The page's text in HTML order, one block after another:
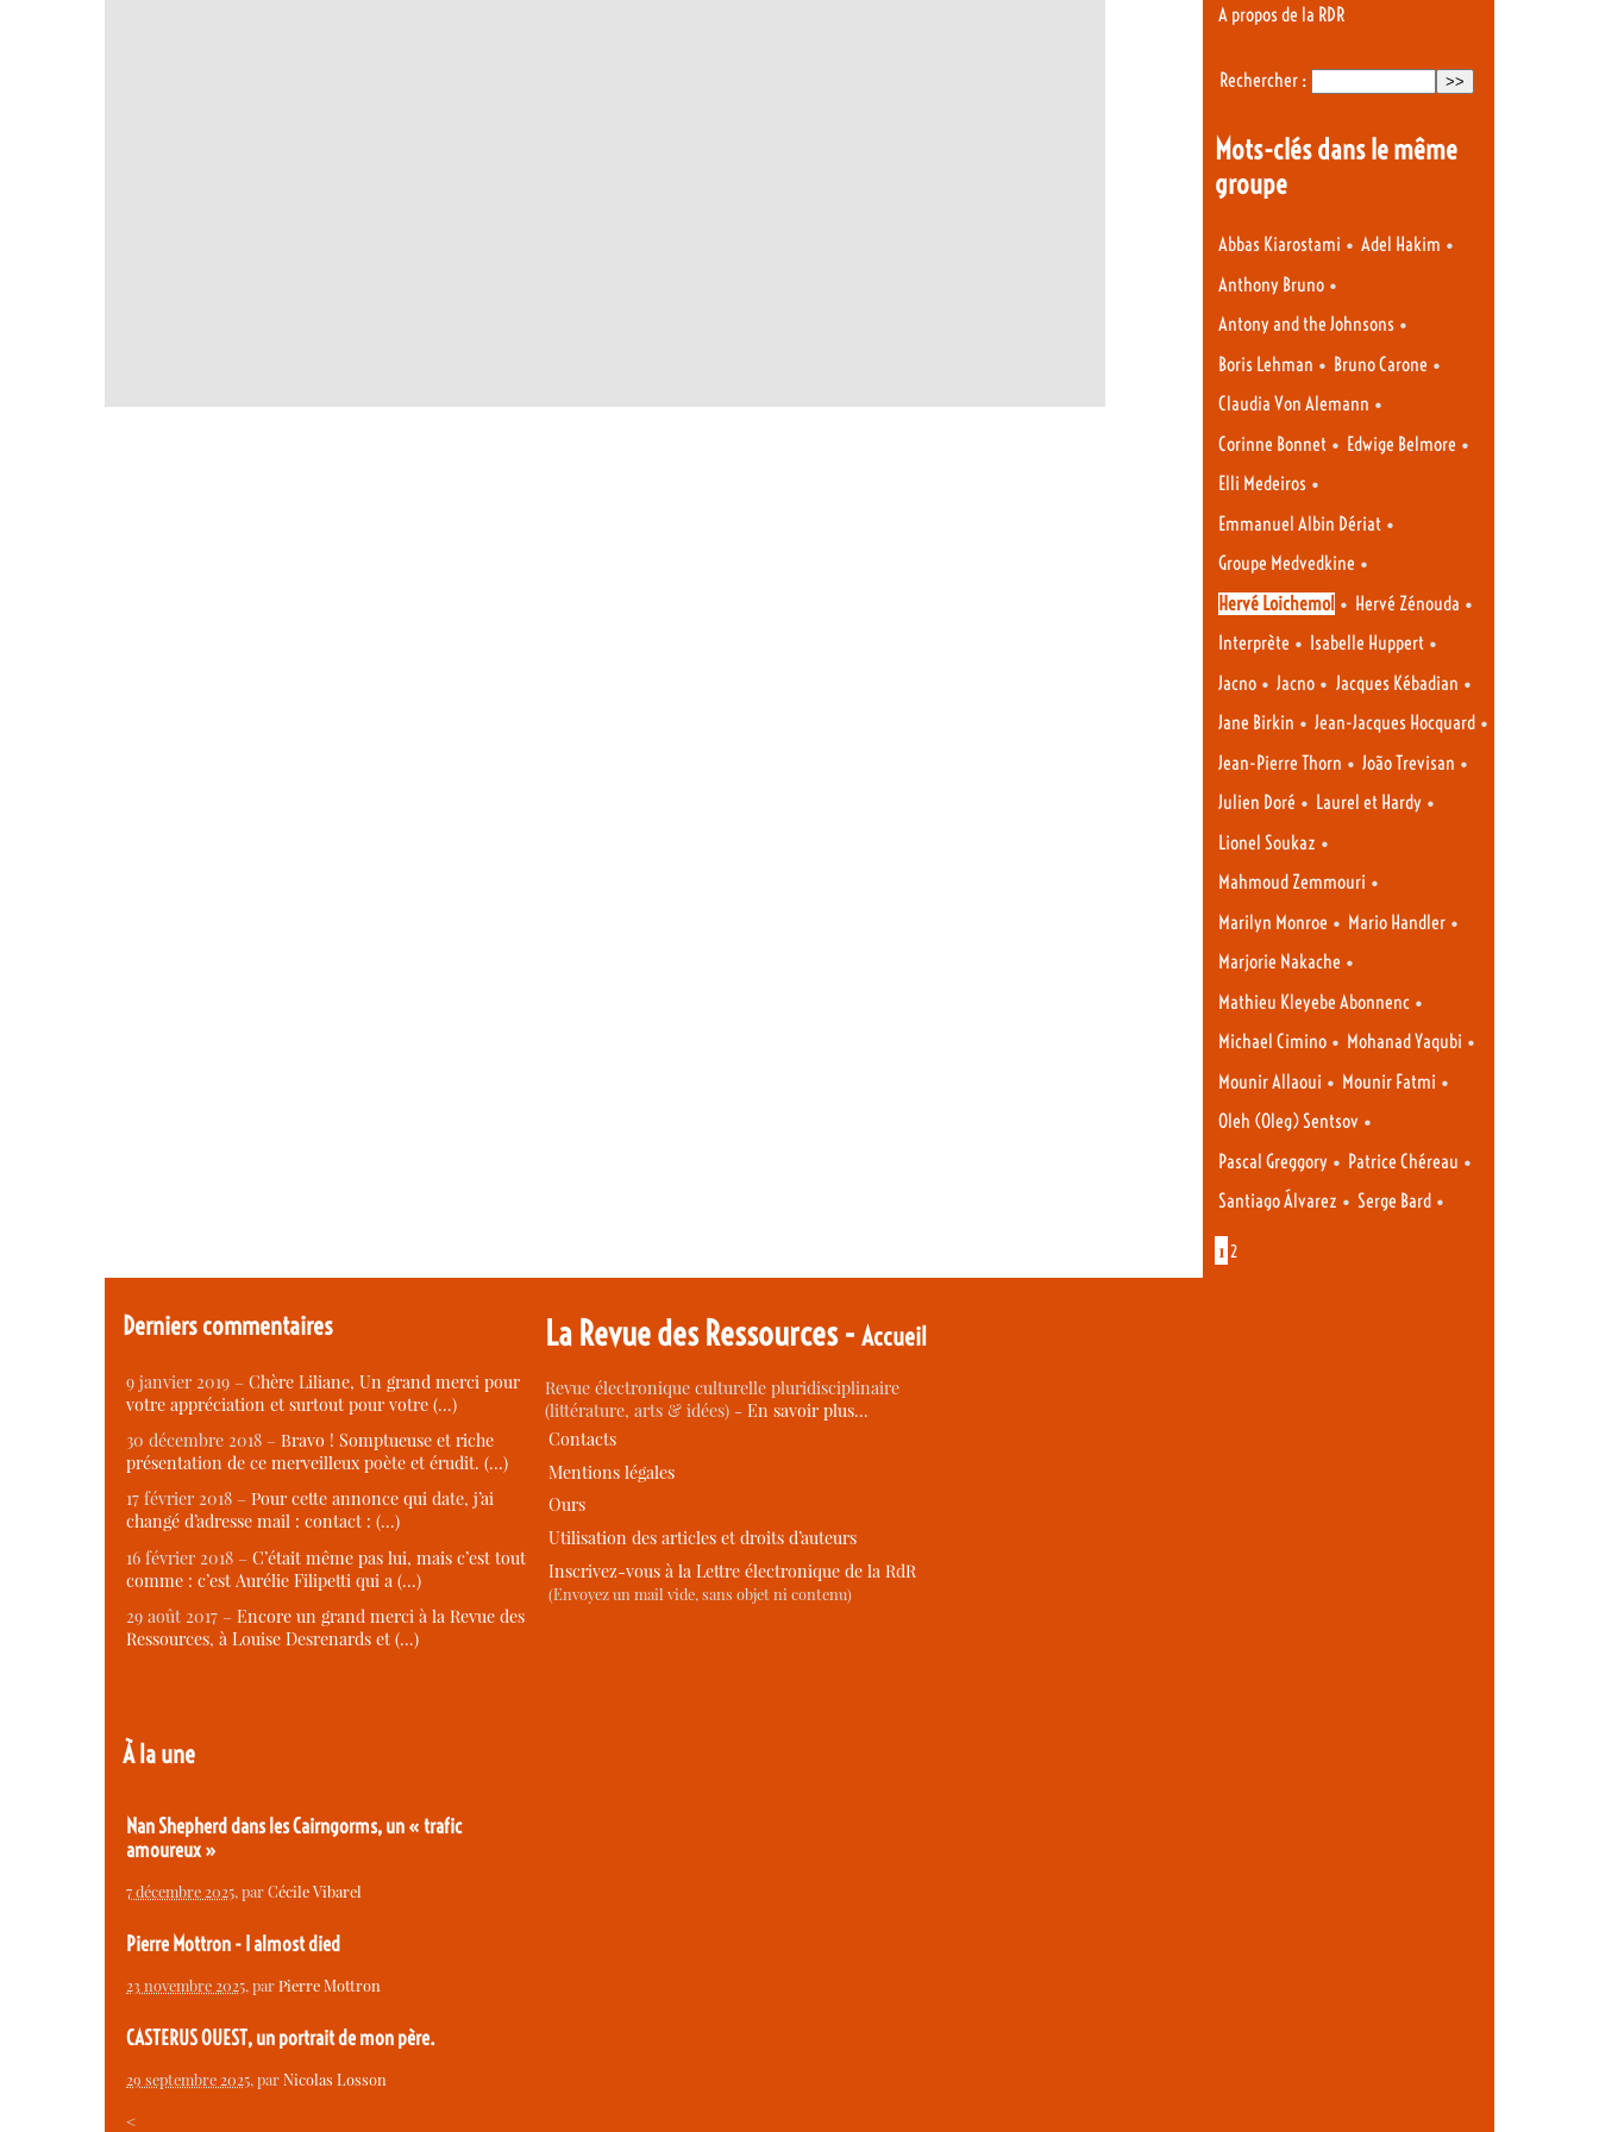
A propos de la RDR
Rechercher :
Mots-clés dans le même
groupe
Abbas Kiarostami • Adel Hakim •
Anthony Bruno •
Antony and the Johnsons •
Boris Lehman • Bruno Carone •
Claudia Von Alemann •
Corinne Bonnet • Edwige Belmore •
Elli Medeiros •
Emmanuel Albin Dériat •
Groupe Medvedkine •
Hervé Loichemol • Hervé Zénouda •
Interprète • Isabelle Huppert •
Jacno • Jacno • Jacques Kébadian •
Jane Birkin • Jean-Jacques Hocquard •
Jean-Pierre Thorn • João Trevisan •
Julien Doré • Laurel et Hardy •
Lionel Soukaz •
Mahmoud Zemmouri •
Marilyn Monroe • Mario Handler •
Marjorie Nakache •
Mathieu Kleyebe Abonnenc •
Michael Cimino • Mohanad Yaqubi •
Mounir Allaoui • Mounir Fatmi •
Oleh (Oleg) Sentsov •
Pascal Greggory • Patrice Chéreau •
Santiago Álvarez • Serge Bard •
1 2
Derniers commentaires
9 janvier 2019 – Chère Liliane, Un grand merci pour
votre appréciation et surtout pour votre (…)
30 décembre 2018 – Bravo ! Somptueuse et riche
présentation de ce merveilleux poète et érudit. (…)
17 février 2018 – Pour cette annonce qui date, j’ai
changé d’adresse mail : contact : (…)
16 février 2018 – C’était même pas lui, mais c’est tout
comme : c’est Aurélie Filipetti qui a (…)
29 août 2017 – Encore un grand merci à la Revue des
Ressources, à Louise Desrenards et (…)
À la une
Nan Shepherd dans les Cairngorms, un « trafic
amoureux »
7 décembre 2025, parCécile Vibarel
Pierre Mottron - I almost died
23 novembre 2025, parPierre Mottron
CASTERUS OUEST, un portrait de mon père.
29 septembre 2025, parNicolas Losson
<
La Revue des Ressources -Accueil
Revue électronique culturelle pluridisciplinaire
(littérature, arts & idées) -En savoir plus…
Contacts
Mentions légales
Ours
Utilisation des articles et droits d’auteurs
Inscrivez-vous à la Lettre électronique de la RdR
(Envoyez un mail vide, sans objet ni contenu)